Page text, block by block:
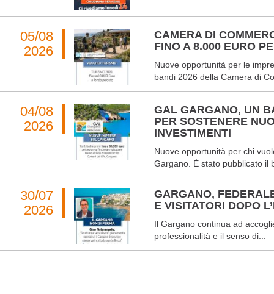
05/08
2026
CAMERA DI
FINO A 8.000 EURO
Nuove opportunità per le
bandi 2026 della Camera di
04/08
2026
GAL GARGANO, UN
PER SOSTENERE
INVESTIMENTI
Nuove opportunità per chi
Gargano. È stato pubblicato il
30/07
2026
GARGANO,
E VISITATORI DOPO
Il Gargano continua ad
professionalità e il senso di...